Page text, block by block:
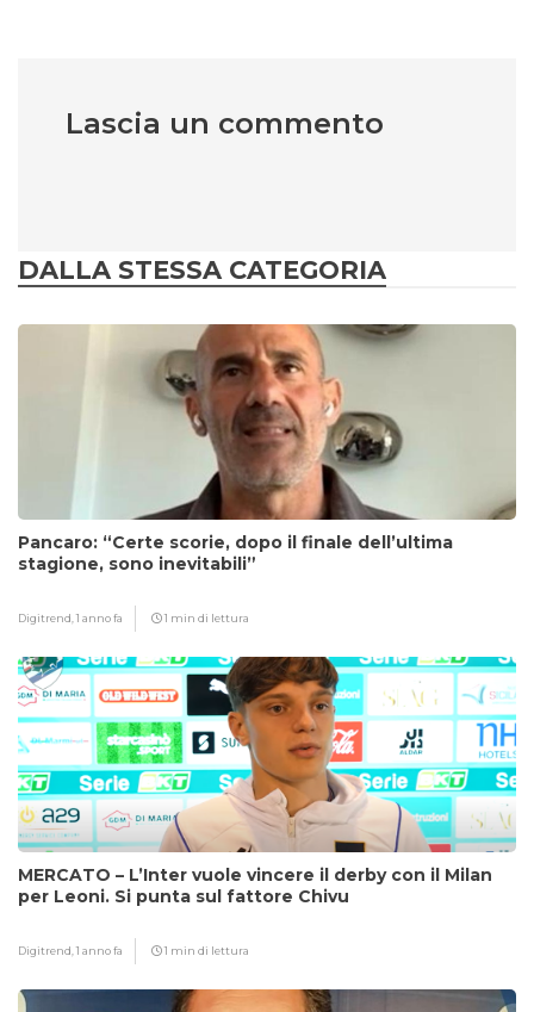
Lascia un commento
DALLA STESSA CATEGORIA
Pancaro: “Certe scorie, dopo il finale dell’ultima
stagione, sono inevitabili”
Digitrend,1 anno fa 1 min di lettura
MERCATO – L’Inter vuole vincere il derby con il Milan
per Leoni. Si punta sul fattore Chivu
Digitrend,1 anno fa 1 min di lettura